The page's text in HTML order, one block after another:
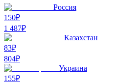
Россия
150₽
1 487₽
Казахстан
83₽
804₽
Украина
155₽